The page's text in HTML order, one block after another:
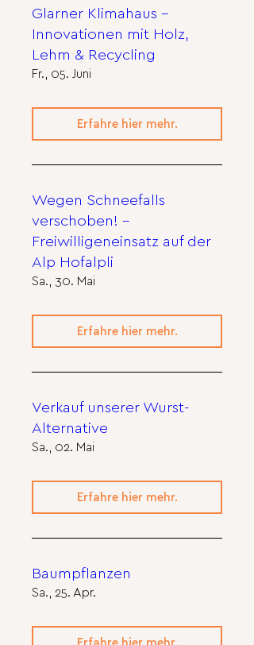
Glarner Klimahaus -
Innovationen mit Holz,
Lehm & Recycling
Fr., 05. Juni
Erfahre hier mehr.
Wegen Schneefalls
verschoben! –
Freiwilligeneinsatz auf der
Alp Hofalpli
Sa., 30. Mai
Erfahre hier mehr.
Verkauf unserer Wurst-
Alternative
Sa., 02. Mai
Erfahre hier mehr.
Baumpflanzen
Sa., 25. Apr.
Erfahre hier mehr.